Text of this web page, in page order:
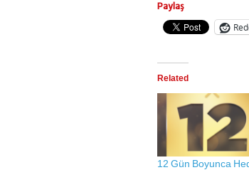
Paylaş
Related
12 Gün Boyunca